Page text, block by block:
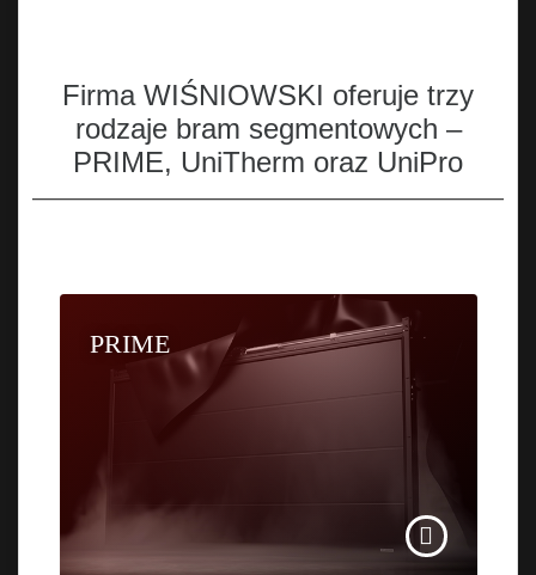
Firma WIŚNIOWSKI oferuje trzy
rodzaje bram segmentowych –
PRIME, UniTherm oraz UniPro
PRIME